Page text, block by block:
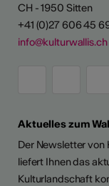
CH - 1950 Sitten
+41 (0)27 606 45
info@kulturwallis.ch
Aktuelles zum
Der Newsletter von
liefert Ihnen das
Kulturlandschaft